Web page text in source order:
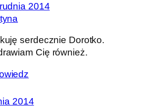
2014
serdecznie Dorotko.
Cię również.
2014